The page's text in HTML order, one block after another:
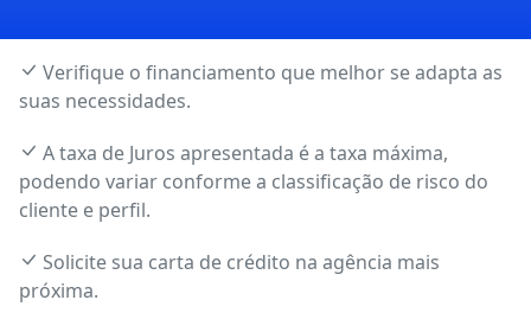
Verifique o financiamento que melhor se adapta as
suas necessidades.
A taxa de Juros apresentada é a taxa máxima,
podendo variar conforme a classificação de risco do
cliente e perfil.
Solicite sua carta de crédito na agência mais
próxima.